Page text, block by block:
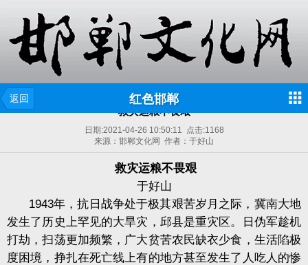
返回 红色邯郸
救灾运粮不畏艰
日期:2021-04-26 10:50:11 点击:1168
来源：邯郸文化网 作者：于好山
救灾运粮不畏艰
于好山
1943年，抗日战争处于极其艰苦岁月之际，冀南大地
发生了历史上罕见的大旱灾，邱县是重灾区。日伪军趁机
打劫，扫荡更加频繁，广大贫苦农民缺衣少食，生活陷极
度困境，挣扎在死亡线上有的地方甚至发生了人吃人的惨